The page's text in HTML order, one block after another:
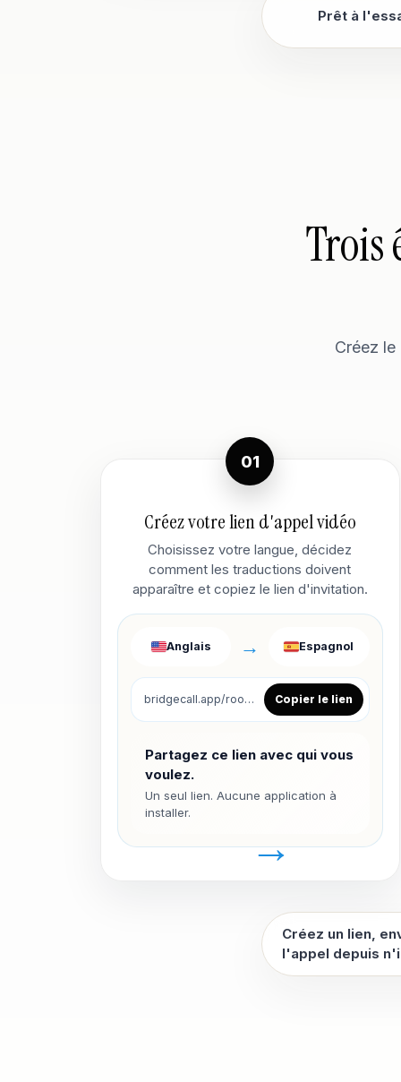
Prêt à
Trois
Créez
01
Créez votre lien d'appel vidéo
Choisissez votre langue, décidez
comment les traductions doivent
apparaître et copiez le lien d'invitation.
Anglais → Espagnol
bridgecall.app/room/anna-diego Copier le lien
Partagez ce lien avec qui vous
voulez.
Un seul lien. Aucune application à
installer.
Créez un lien,
l'appel depuis